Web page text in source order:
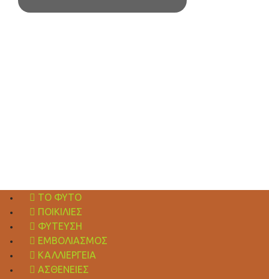
ΤΟ ΦΥΤΌ
ΠΟΙΚΙΛΊΕΣ
ΦΎΤΕΥΣΗ
ΕΜΒΟΛΙΑΣΜΌΣ
ΚΑΛΛΙΈΡΓΕΙΑ
ΑΣΘΈΝΕΙΕΣ